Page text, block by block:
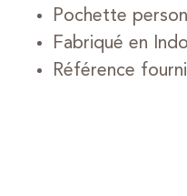
Pochette
Fabriqué en
Référence